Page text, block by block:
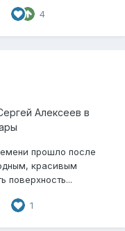
4
Алексеев в
прошло после
красивым
поверхность...
1